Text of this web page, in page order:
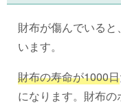
財布が傷んでいる
います。
財布の寿命が1000日
になります。財布